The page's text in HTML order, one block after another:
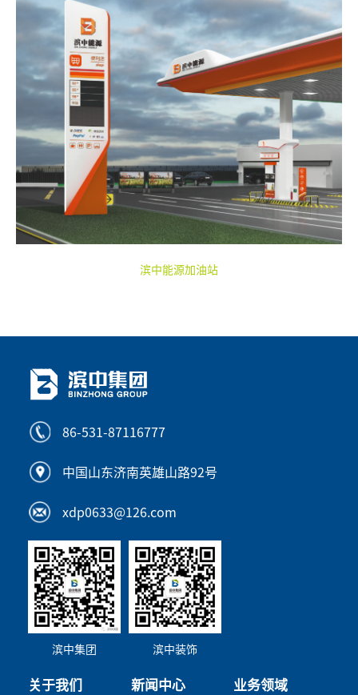
滨中能源加油站
86-531-87116777
中国山东济南英雄山路92号
xdp0633@126.com
滨中集团 滨中装饰
关于我们 新闻中心 业务领域